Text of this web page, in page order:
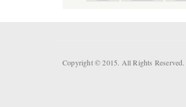
Copyright © 2015. All Rights Reserved.